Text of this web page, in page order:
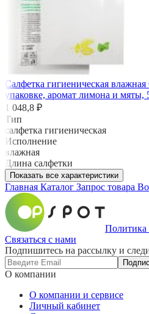
Салфетка гигиеническая
упаковке, аромат лимона и мяты,
1 048,8 ₽
Тип
салфетка гигиеническая
Исполнение
влажная
Длина салфетки
Показать все характеристики
Главная Каталог Запрос товара
Политика
Связаться с нами
Подпишитесь на рассылку и
О компании
О компании и сервисе
Личный кабинет